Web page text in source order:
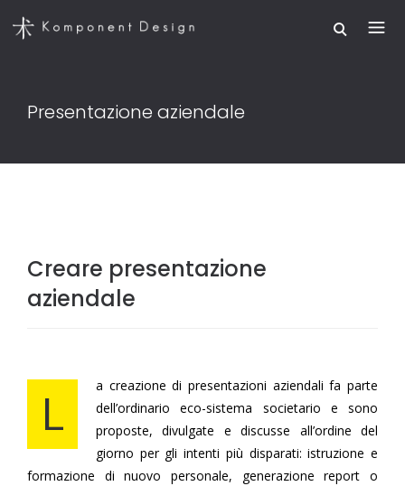
Presentazione aziendale
Creare presentazione
aziendale
L
a creazione di presentazioni aziendali fa parte
dell’ordinario eco-sistema societario e sono
proposte, divulgate e discusse all’ordine del
giorno per gli intenti più disparati: istruzione e
formazione di nuovo personale, generazione report o